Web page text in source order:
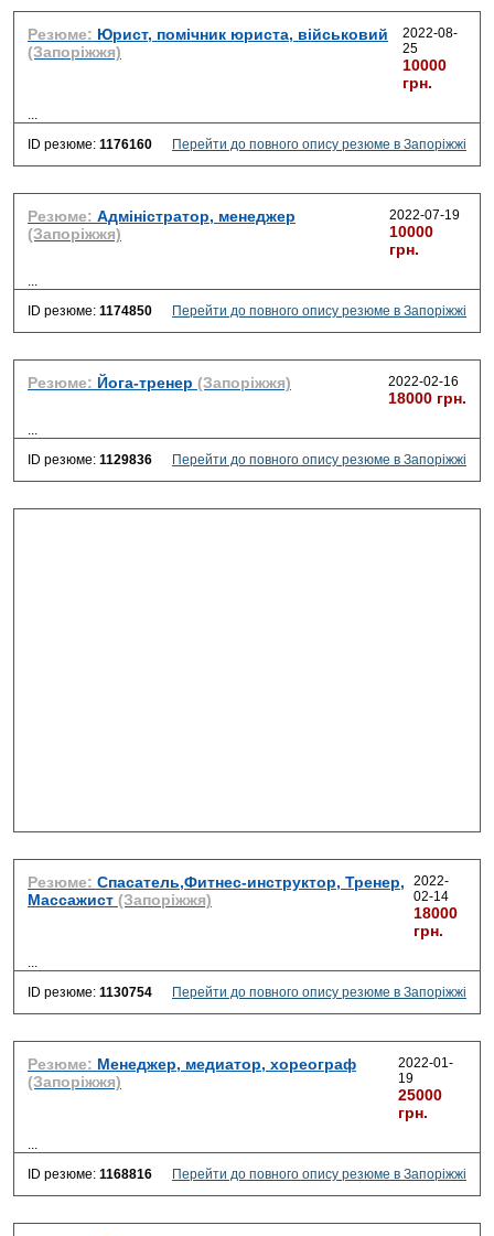
Резюме: Юрист, помічник юриста, військовий
(Запоріжжя)
2022-08-
25
10000
грн.
...
ID резюме: 1176160 Перейти до повного опису резюме в Запоріжжі
Резюме: Адміністратор, менеджер
(Запоріжжя)
2022-07-19
10000
грн.
...
ID резюме: 1174850 Перейти до повного опису резюме в Запоріжжі
Резюме: Йога-тренер (Запоріжжя) 2022-02-16
18000 грн.
...
ID резюме: 1129836 Перейти до повного опису резюме в Запоріжжі
Резюме: Спасатель,Фитнес-инструктор, Тренер,
Массажист (Запоріжжя)
2022-
02-14
18000
грн.
...
ID резюме: 1130754 Перейти до повного опису резюме в Запоріжжі
Резюме: Менеджер, медиатор, хореограф
(Запоріжжя)
2022-01-
19
25000
грн.
...
ID резюме: 1168816 Перейти до повного опису резюме в Запоріжжі